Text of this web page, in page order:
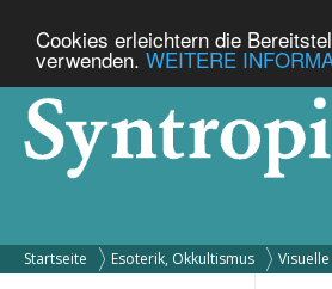
Cookies erleichtern die
verwenden. WEITERE
Startseite Esoterik, Okkultismus